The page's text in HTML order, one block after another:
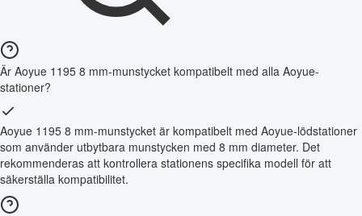
Är Aoyue 1195 8 mm-munstycket kompatibelt med alla Aoyue-
stationer?
Aoyue 1195 8 mm-munstycket är kompatibelt med Aoyue-lödstationer
som använder utbytbara munstycken med 8 mm diameter. Det
rekommenderas att kontrollera stationens specifika modell för att
säkerställa kompatibilitet.